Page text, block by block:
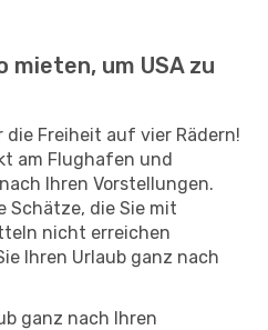
mieten, um USA zu
Freiheit auf vier Rädern!
am Flughafen und
Ihren Vorstellungen.
Schätze, die Sie mit
nicht erreichen
Ihren Urlaub ganz nach
ganz nach Ihren